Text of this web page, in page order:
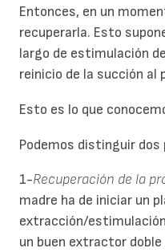
Entonces, en un
recuperarla. Esto
largo de estimulación
reinicio de la succión al
Esto es lo que
Podemos distinguir dos
1-Recuperación de la
madre ha de iniciar un
extracción/
un buen extractor